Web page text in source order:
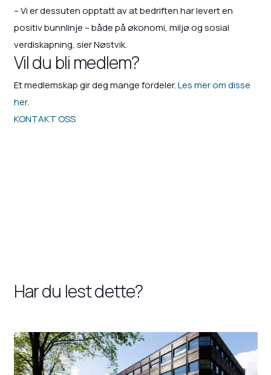
– Vi er dessuten opptatt av at bedriften har levert en
positiv bunnlinje – både på økonomi, miljø og sosial
verdiskapning, sier Nøstvik.
Vil du bli medlem?
Et medlemskap gir deg mange fordeler.Les mer om disse
her.
KONTAKT OSS
Har du lest dette?